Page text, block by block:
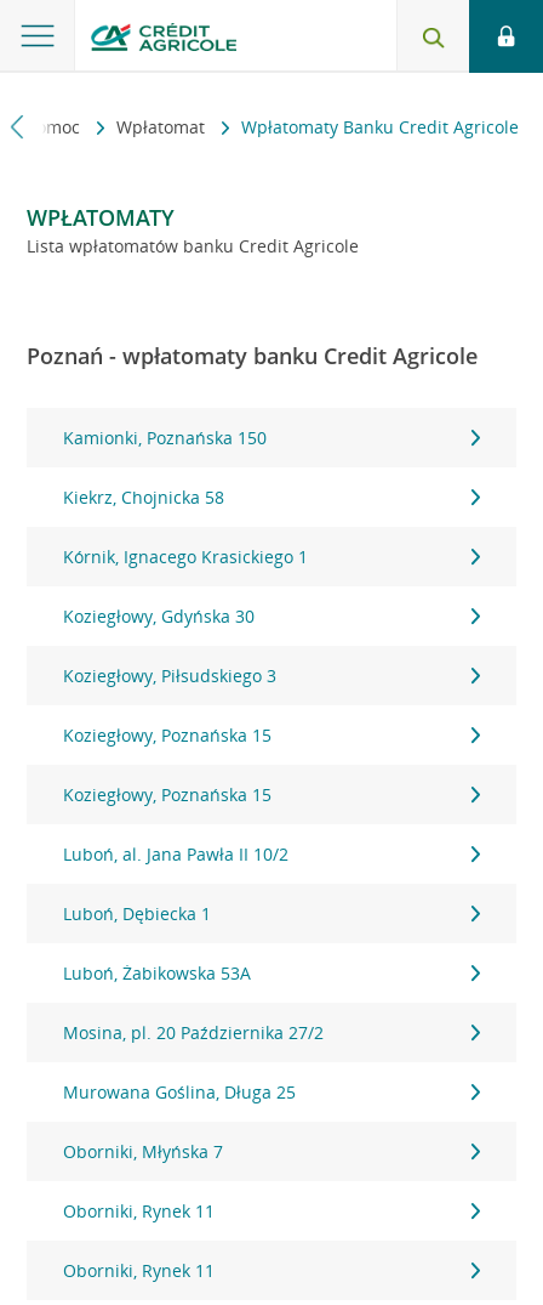
i pomoc Wpłatomat Wpłatomaty Banku Credit Agricole
WPŁATOMATY
Lista wpłatomatów banku Credit Agricole
Poznań - wpłatomaty banku Credit Agricole
Kamionki, Poznańska 150
Kiekrz, Chojnicka 58
Kórnik, Ignacego Krasickiego 1
Koziegłowy, Gdyńska 30
Koziegłowy, Piłsudskiego 3
Koziegłowy, Poznańska 15
Koziegłowy, Poznańska 15
Luboń, al. Jana Pawła II 10/2
Luboń, Dębiecka 1
Luboń, Żabikowska 53A
Mosina, pl. 20 Października 27/2
Murowana Goślina, Długa 25
Oborniki, Młyńska 7
Oborniki, Rynek 11
Oborniki, Rynek 11